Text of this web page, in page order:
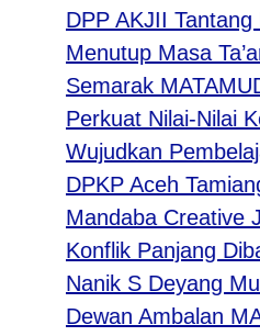
DPP AKJII Tantang
Menutup Masa
Semarak
Perkuat Nilai-Nilai
Wujudkan
DPKP Aceh Tamiang
Mandaba Creative
Konflik Panjang
Nanik S Deyang
Dewan Ambalan